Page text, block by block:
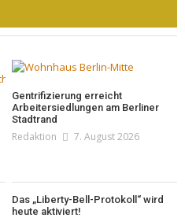
Gentrifizierung erreicht
Arbeitersiedlungen am Berliner
Stadtrand
Redaktion 7. August 2026
Das „Liberty-Bell-Protokoll“ wird
heute aktiviert!